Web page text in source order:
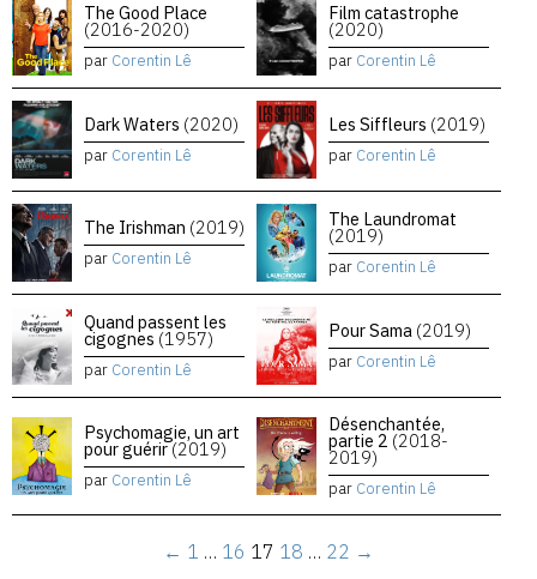
The Good Place
(2016-2020)
par Corentin Lê
Film catastrophe
(2020)
par Corentin Lê
Dark Waters (2020)
par Corentin Lê
Les Siffleurs (2019)
par Corentin Lê
The Irishman (2019)
par Corentin Lê
The Laundromat
(2019)
par Corentin Lê
Quand passent les
cigognes (1957)
par Corentin Lê
Pour Sama (2019)
par Corentin Lê
Psychomagie, un art
pour guérir(2019)
par Corentin Lê
Désenchantée,
partie 2 (2018-
2019)
par Corentin Lê
← 1 … 16 17 18 … 22 →